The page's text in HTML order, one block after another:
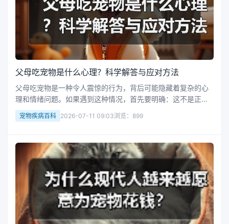
父母吃宠物是什么心理？科学解答与应对方法
父母吃宠物是一种令人震惊的行为，背后可能隐藏着复杂的心
理和情绪问题。如果遇到这种情况，首先要明确：这不是正常
的行为，而是需要专业干预的严重心理问题。以下是科学的应
对方式，帮助你理解并处理这种情况。 很多人会疑惑，为什么
宠物疾病百科 2026-07-11 09:03浏览：899